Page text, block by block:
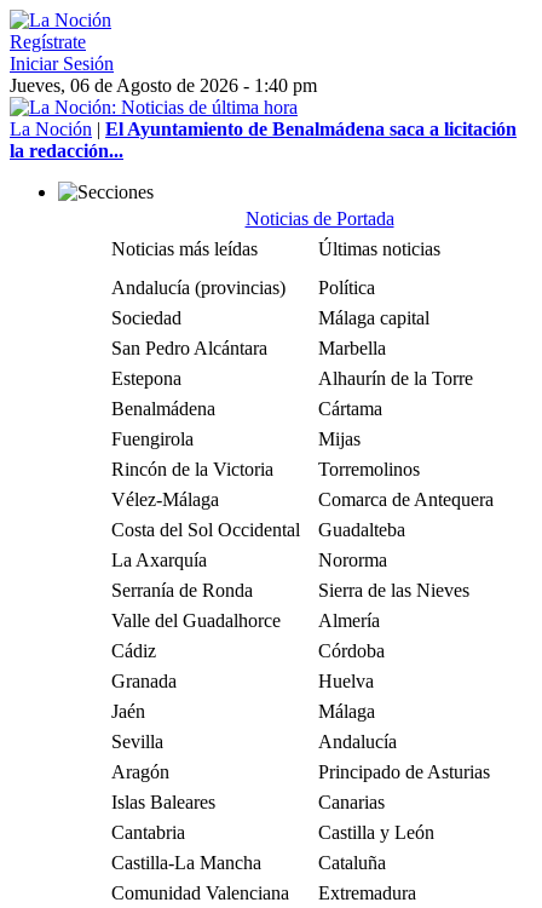
Regístrate
Iniciar Sesión
Jueves, 06 de Agosto de 2026 - 1:40 pm
La Noción | El Ayuntamiento de Benalmádena saca a licitación
la redacción...
Noticias de Portada
Noticias más leídas
Últimas noticias
Andalucía (provincias)
Política
Sociedad
Málaga capital
San Pedro Alcántara
Marbella
Estepona
Alhaurín de la Torre
Benalmádena
Cártama
Fuengirola
Mijas
Rincón de la Victoria
Torremolinos
Vélez-Málaga
Comarca de Antequera
Costa del Sol Occidental
Guadalteba
La Axarquía
Nororma
Serranía de Ronda
Sierra de las Nieves
Valle del Guadalhorce
Almería
Cádiz
Córdoba
Granada
Huelva
Jaén
Málaga
Sevilla
Andalucía
Aragón
Principado de Asturias
Islas Baleares
Canarias
Cantabria
Castilla y León
Castilla-La Mancha
Cataluña
Comunidad Valenciana
Extremadura